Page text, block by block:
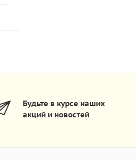
Будьте в курсе наших
акций и новостей